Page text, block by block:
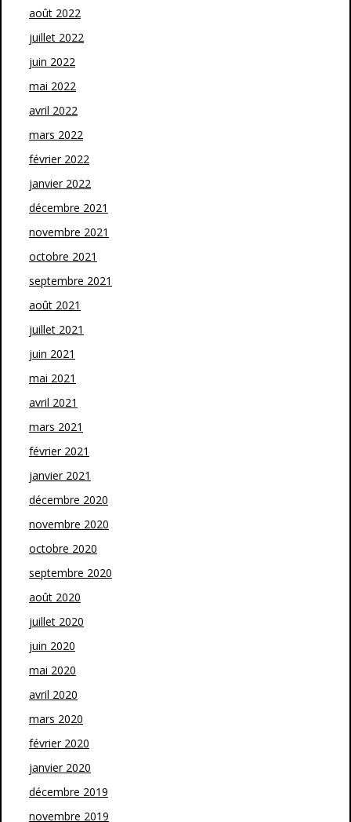
août 2022
juillet 2022
juin 2022
mai 2022
avril 2022
mars 2022
février 2022
janvier 2022
décembre 2021
novembre 2021
octobre 2021
septembre 2021
août 2021
juillet 2021
juin 2021
mai 2021
avril 2021
mars 2021
février 2021
janvier 2021
décembre 2020
novembre 2020
octobre 2020
septembre 2020
août 2020
juillet 2020
juin 2020
mai 2020
avril 2020
mars 2020
février 2020
janvier 2020
décembre 2019
novembre 2019